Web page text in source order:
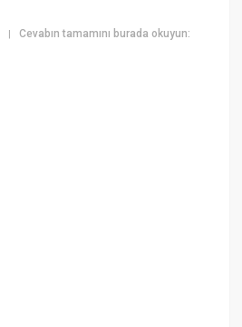
|Cevabın tamamını burada okuyun: